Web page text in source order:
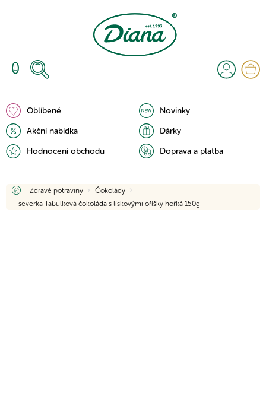
Oblíbené
Novinky
Akční nabídka
Dárky
Hodnocení obchodu
Doprava a platba
Domů
Zdravé potraviny
Čokolády
T-severka Tabulková čokoláda s lískovými oříšky hořká 150g